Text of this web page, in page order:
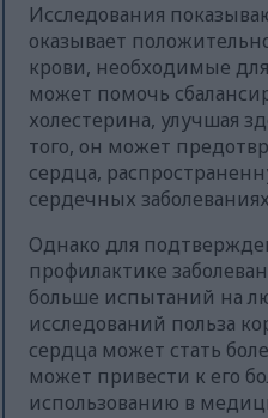
Исследования
оказывает
крови, необходимые
может помочь
холестерина, улучшая
того, он может
сердца,
сердечных
Однако для
профилактике
больше испытаний на
исследований польза
сердца может стать
может привести к его
использованию в